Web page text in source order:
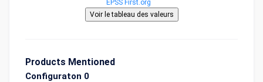
EPSS First.org
Products Mentioned
Configuraton 0